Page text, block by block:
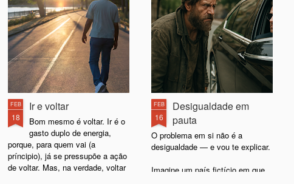
FEB
18
Ir e voltar
Bom mesmo é voltar. Ir é o
gasto duplo de energia,
porque, para quem vai (a
príncipio), já se pressupõe a ação
de voltar. Mas, na verdade, voltar
FEB
16
Desigualdade em
pauta
O problema em si não é a
desigualdade — e vou te explicar.
Imagine um país fictício em que